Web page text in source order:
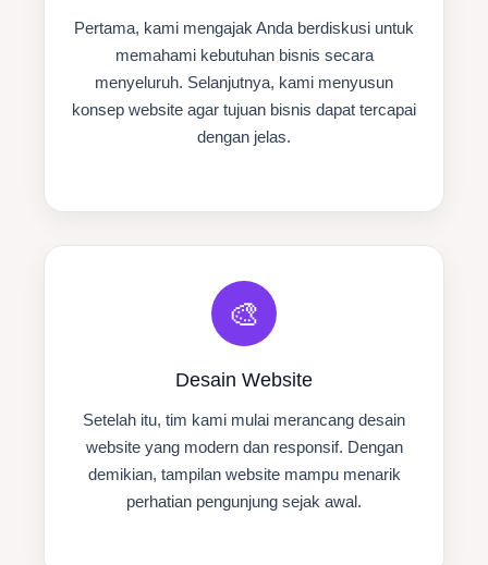
Pertama, kami mengajak Anda berdiskusi untuk
memahami kebutuhan bisnis secara
menyeluruh. Selanjutnya, kami menyusun
konsep website agar tujuan bisnis dapat tercapai
dengan jelas.
🎨
Desain Website
Setelah itu, tim kami mulai merancang desain
website yang modern dan responsif. Dengan
demikian, tampilan website mampu menarik
perhatian pengunjung sejak awal.